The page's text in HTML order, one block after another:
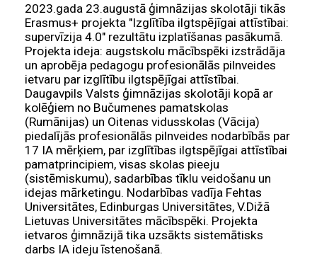
2023.gada 23.augustā ģimnāzijas skolotāji tikās
Erasmus+ projekta "Izglītība ilgtspējīgai attīstībai:
supervīzija 4.0" rezultātu izplatīšanas pasākumā.
Projekta ideja: augstskolu mācībspēki izstrādāja
un aprobēja pedagogu profesionālās pilnveides
ietvaru par izglītību ilgtspējīgai attīstībai.
Daugavpils Valsts ģimnāzijas skolotāji kopā ar
kolēģiem no Bučumenes pamatskolas
(Rumānijas) un Oitenas vidusskolas (Vācija)
piedalījās profesionālās pilnveides nodarbībās par
17 IA mērķiem, par izglītības ilgtspējīgai attīstībai
pamatprincipiem, visas skolas pieeju
(sistēmiskumu), sadarbības tīklu veidošanu un
idejas mārketingu. Nodarbības vadīja Fehtas
Universitātes, Edinburgas Universitātes, V.Dižā
Lietuvas Universitātes mācībspēki. Projekta
ietvaros ģimnāzijā tika uzsākts sistemātisks
darbs IA ideju īstenošanā.